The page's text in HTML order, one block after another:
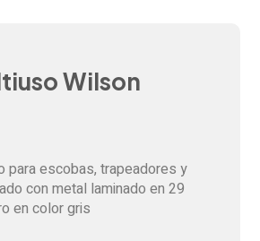
Wilson
para escobas, trapeadores y
con metal laminado en 29
en color gris